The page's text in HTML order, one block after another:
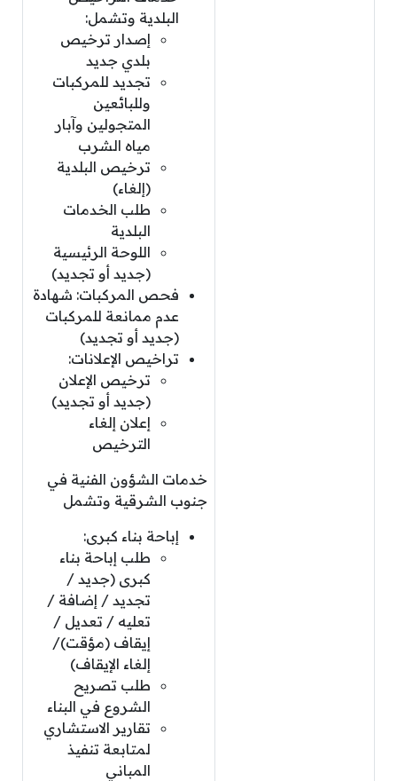
البلدية وتشمل:
إصدار ترخيص
بلدي جديد
تجديد للمركبات
وللبائعين
المتجولين وآبار
مياه الشرب
ترخيص البلدية
(إلغاء)
طلب الخدمات
البلدية
اللوحة الرئيسية
(جديد أو تجديد)
فحص المركبات: شهادة
عدم ممانعة للمركبات
(جديد أو تجديد)
تراخيص الإعلانات:
ترخيص الإعلان
(جديد أو تجديد)
إعلان إلغاء
الترخيص
خدمات الشؤون الفنية في
جنوب الشرقية وتشمل
إباحة بناء كبرى:
طلب إباحة بناء
كبرى (جديد /
تجديد / إضافة /
تعليه / تعديل /
إيقاف (مؤقت)/
إلغاء الإيقاف)
طلب تصريح
الشروع في البناء
تقارير الاستشاري
لمتابعة تنفيذ
المباني